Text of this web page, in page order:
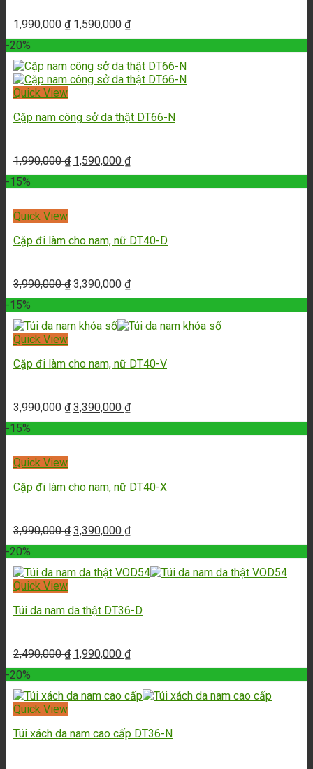
1,990,000₫ 1,590,000 ₫
-20%
Quick View
Cặp nam công sở da thật DT66-N
1,990,000₫ 1,590,000 ₫
-15%
Quick View
Cặp đi làm cho nam, nữ DT40-D
3,990,000₫ 3,390,000 ₫
-15%
Quick View
Cặp đi làm cho nam, nữ DT40-V
3,990,000₫ 3,390,000 ₫
-15%
Quick View
Cặp đi làm cho nam, nữ DT40-X
3,990,000₫ 3,390,000 ₫
-20%
Quick View
Túi da nam da thật DT36-D
2,490,000₫ 1,990,000 ₫
-20%
Quick View
Túi xách da nam cao cấp DT36-N